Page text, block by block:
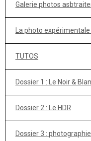
Galerie photos
La photo
TUTOS
Dossier 1 : Le Noir &
Dossier 2 : Le HDR
Dossier 3 :